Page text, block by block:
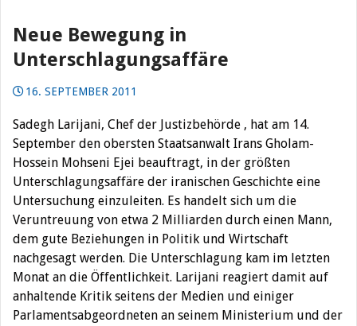
Neue Bewegung in
Unterschlagungsaffäre
16. SEPTEMBER 2011
Sadegh Larijani, Chef der Justizbehörde , hat am 14.
September den obersten Staatsanwalt Irans Gholam-
Hossein Mohseni Ejei beauftragt, in der größten
Unterschlagungsaffäre der iranischen Geschichte eine
Untersuchung einzuleiten. Es handelt sich um die
Veruntreuung von etwa 2 Milliarden durch einen Mann,
dem gute Beziehungen in Politik und Wirtschaft
nachgesagt werden. Die Unterschlagung kam im letzten
Monat an die Öffentlichkeit. Larijani reagiert damit auf
anhaltende Kritik seitens der Medien und einiger
Parlamentsabgeordneten an seinem Ministerium und der